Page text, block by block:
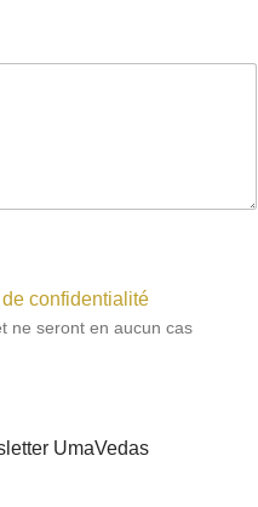
confidentialité
ne seront en aucun cas
UmaVedas